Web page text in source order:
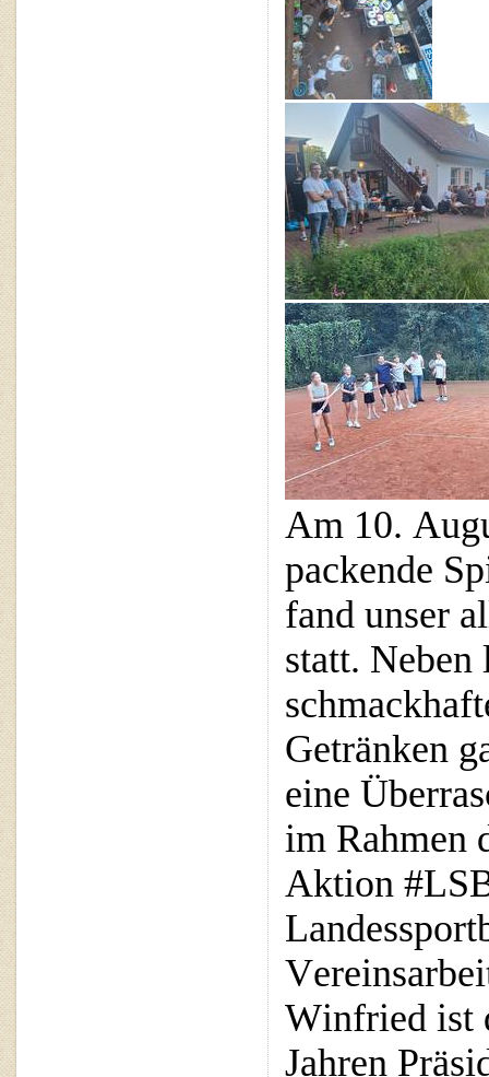
Am 10.
packende
fand unser
statt. Neben
Getränken
eine
im Rahmen
Aktion
Winfried ist
Jahren